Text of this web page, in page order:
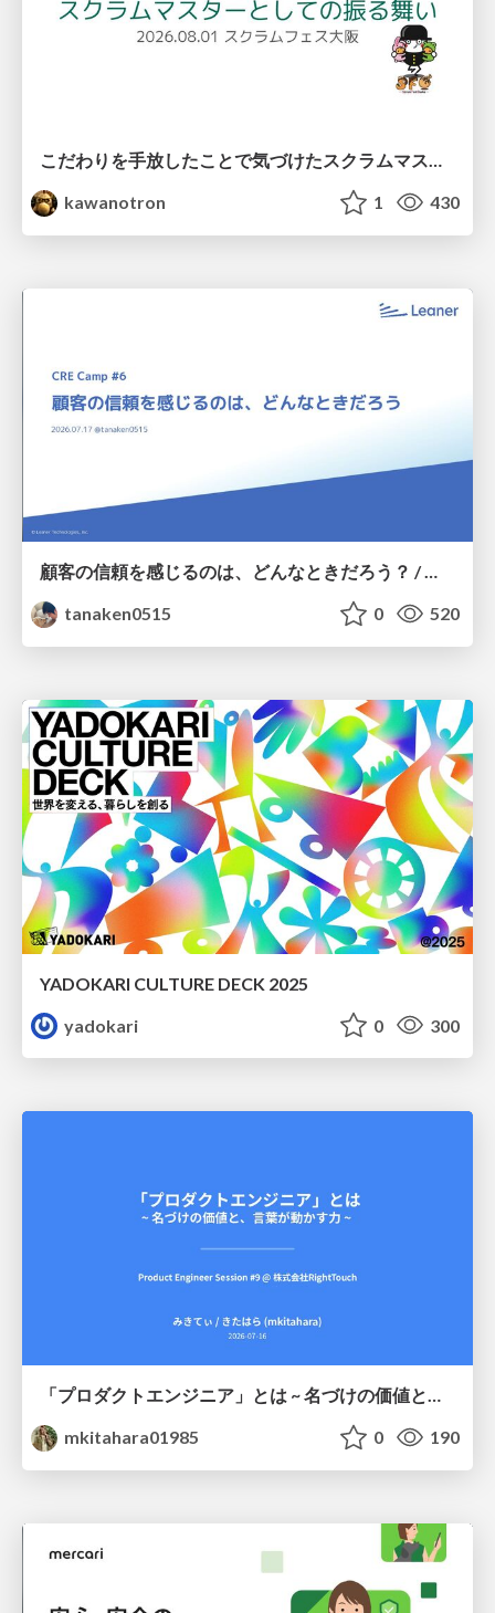
kawanotron
1 430
顧客の信頼を感じるのは、どんなときだろう？ / When do you feel a customer's trust?
tanaken0515
0 520
YADOKARI CULTURE DECK 2025
yadokari
0 300
「プロダクトエンジニア」とは ~ 名づけの価値と、言葉が動かす力 ~
mkitahara01985
0 190